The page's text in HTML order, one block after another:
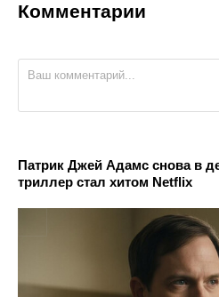
Комментарии
Патрик Джей Адамс снова в
триллер стал хитом Netflix